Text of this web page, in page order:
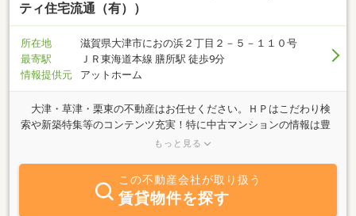
ティ住宅流通（有））
所在地
滋賀県大津市におの浜２丁目２－５－１１０号
最寄駅
ＪＲ東海道本線 膳所駅 徒歩9分
情報提供元
アットホーム
大津・草津・栗東の不動産はお任せください。ＨＰはこだわり検
索や新築特集等のコンテンツ充実！特に中古マンションの情報は豊
富です。お家探しからリフォームまで・・・幸せに続く住まい選び
もっと見る
この不動産会社が取り扱う
賃貸物件を探す